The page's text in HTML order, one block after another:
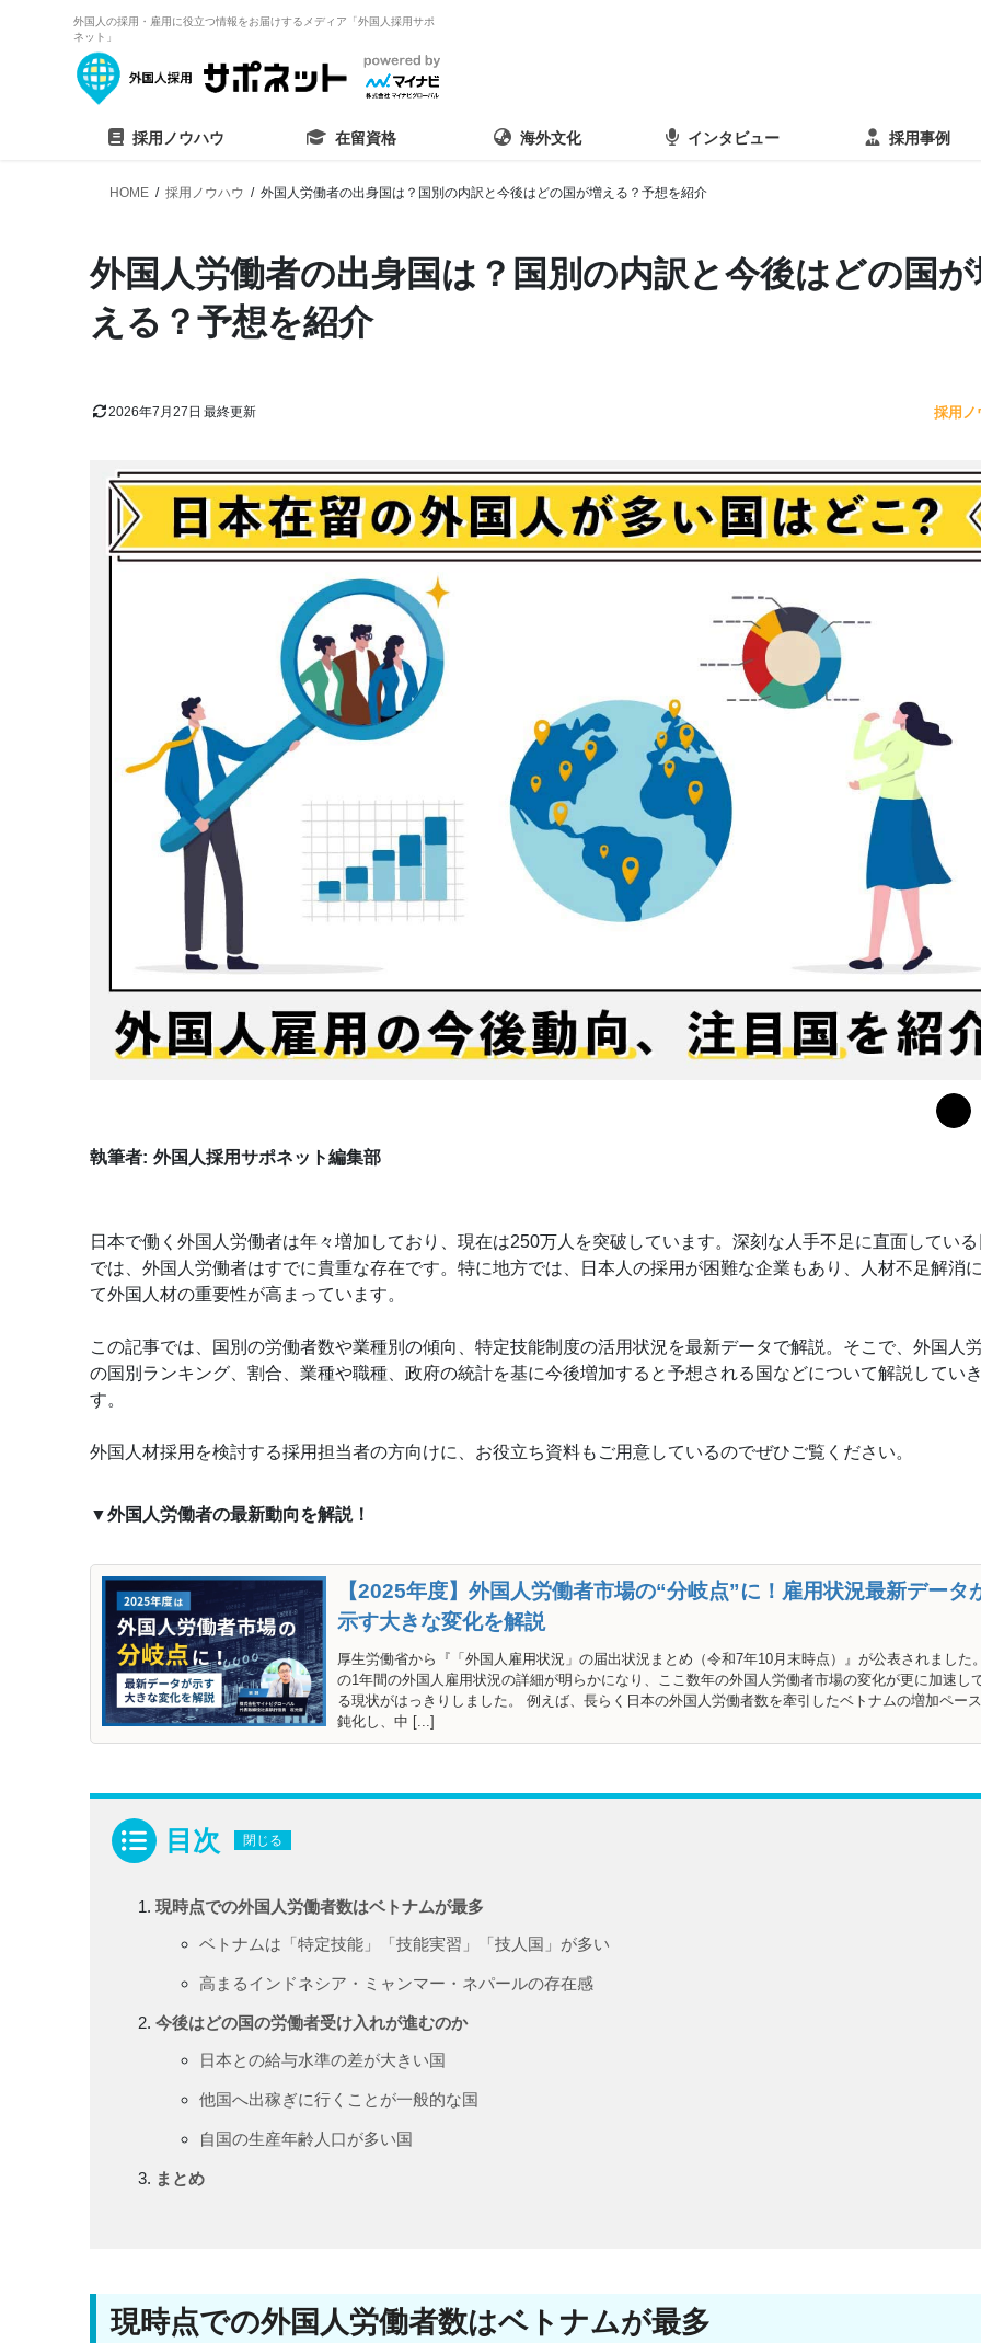
外国人の採用・雇用に役立つ情報をお届けするメディア「外国人採用サポ
ネット」
採用ノウハウ 在留資格 海外文化 インタビュー 採用事例
HOME 採用ノウハウ 外国人労働者の出身国は？国別の内訳と今後はどの国が増える？予想を紹介
外国人労働者の出身国は？国別の内訳と今後はどの国
える？予想を紹介
2026年7月27日 採用ノ
執筆者: 外国人採用サポネット編集部
日本で働く外国人労働者は年々増加しており、現在は250万人を突破しています。深刻な人手不足に直面してい
では、外国人労働者はすでに貴重な存在です。特に地方では、日本人の採用が困難な企業もあり、人材不足解消
て外国人材の重要性が高まっています。
この記事では、国別の労働者数や業種別の傾向、特定技能制度の活用状況を最新データで解説。そこで、外国人
の国別ランキング、割合、業種や職種、政府の統計を基に今後増加すると予想される国などについて解説してい
す。
外国人材採用を検討する採用担当者の方向けに、お役立ち資料もご用意しているのでぜひご覧ください。
▼外国人労働者の最新動向を解説！
【2025年度】外国人労働者市場の“分岐点”に！雇用状況最新データ
示す大きな変化を解説
厚生労働省から『「外国人雇用状況」の届出状況まとめ（令和7年10月末時点）』が公表されました
の1年間の外国人雇用状況の詳細が明らかになり、ここ数年の外国人労働者市場の変化が更に加速し
る現状がはっきりしました。 例えば、長らく日本の外国人労働者数を牽引したベトナムの増加ペー
鈍化し、中 [...]
目次 閉じる
現時点での外国人労働者数はベトナムが最多
ベトナムは「特定技能」「技能実習」「技人国」が多い
高まるインドネシア・ミャンマー・ネパールの存在感
今後はどの国の労働者受け入れが進むのか
日本との給与水準の差が大きい国
他国へ出稼ぎに行くことが一般的な国
自国の生産年齢人口が多い国
まとめ
現時点での外国人労働者数はベトナムが最多